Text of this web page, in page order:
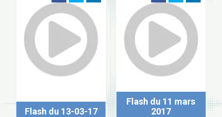
Flash du 13-03-17
Flash du 11 mars
2017